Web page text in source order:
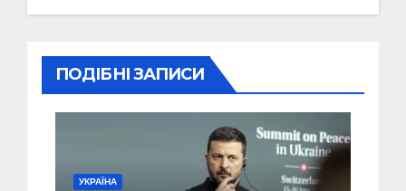
ПОДІБНІ ЗАПИСИ
УКРАЇНА